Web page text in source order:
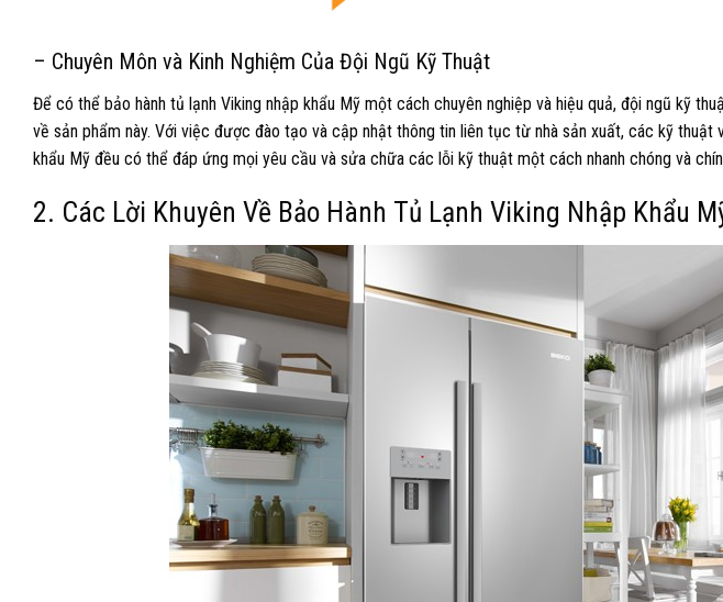
– Chuyên Môn và Kinh Nghiệm Của Đội Ngũ Kỹ Thuật
Để có thể bảo hành tủ lạnh Viking nhập khẩu Mỹ một cách chuyên nghiệp và hiệu quả, đội ngũ kỹ
về sản phẩm này. Với việc được đào tạo và cập nhật thông tin liên tục từ nhà sản xuất, các kỹ thuật
khẩu Mỹ đều có thể đáp ứng mọi yêu cầu và sửa chữa các lỗi kỹ thuật một cách nhanh chóng và
2. Các Lời Khuyên Về Bảo Hành Tủ Lạnh Viking Nhập Khẩu